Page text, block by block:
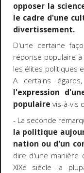
opposer la
le cadre d'une
divertissement.
D'une certaine
réponse populaire
les élites politiques
A certains égards,
l'expression
populaire vis-à-vis
- La seconde
la politique
nation ou d'un
dire d'une manière
XIXe siècle la